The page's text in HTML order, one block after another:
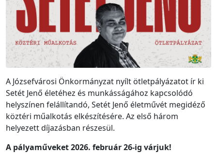
A Józsefvárosi Önkormányzat nyílt ötletpályázatot ír ki
Setét Jenő életéhez és munkásságához kapcsolódó
helyszínen felállítandó, Setét Jenő életművét megidéző
köztéri műalkotás elkészítésére. Az első három
helyezett díjazásban részesül.
A pályaműveket 2026. február 26-ig várjuk!